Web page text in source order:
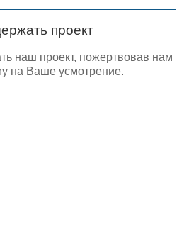
проект
наш проект, пожертвовав нам
на Ваше усмотрение.